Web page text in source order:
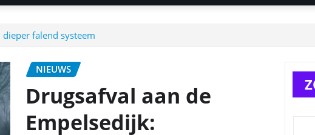
falend systeem
NIEUWS
Drugsafval aan de
Empelsedijk: